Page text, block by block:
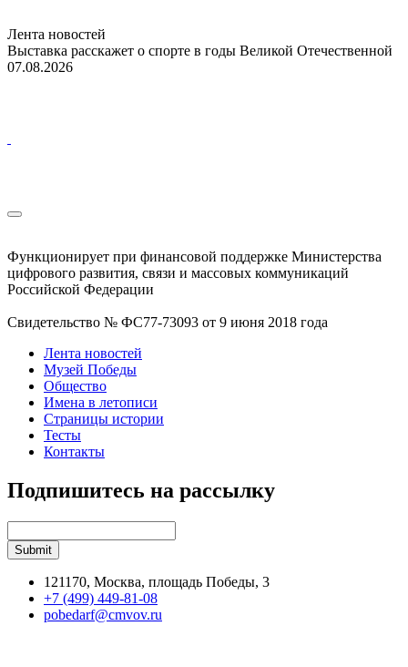
Лента новостей
Выставка расскажет о спорте в годы Великой Отечественной
07.08.2026
Функционирует при финансовой поддержке Министерства
цифрового развития, связи и массовых коммуникаций
Российской Федерации
Свидетельство № ФС77-73093 от 9 июня 2018 года
Лента новостей
Музей Победы
Общество
Имена в летописи
Страницы истории
Тесты
Контакты
Подпишитесь на рассылку
121170, Москва, площадь Победы, 3
+7 (499) 449-81-08
pobedarf@cmvov.ru